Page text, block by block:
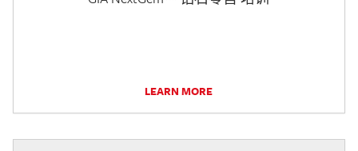
LEARN MORE